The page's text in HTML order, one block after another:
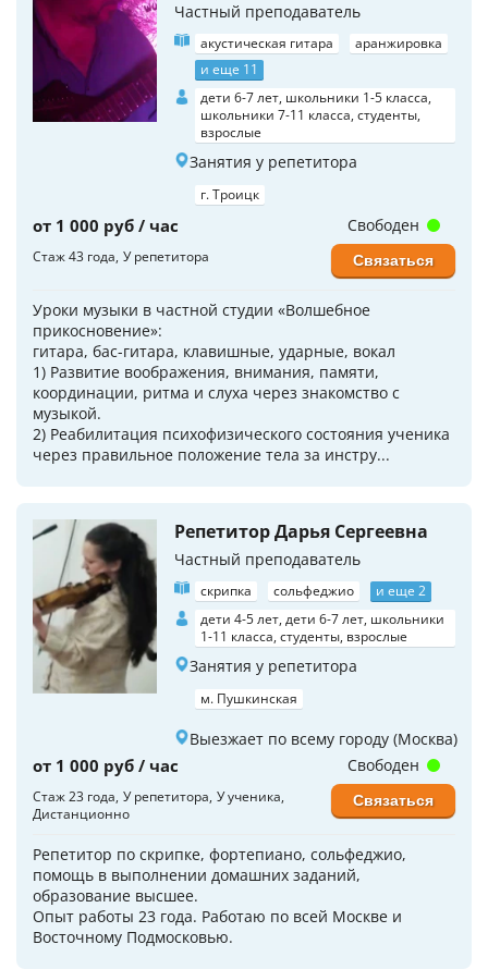
Частный преподаватель
акустическая гитара
аранжировка
и еще 11
дети 6-7 лет, школьники 1-5 класса,
школьники 7-11 класса, студенты,
взрослые
Занятия у репетитора
г. Троицк
от 1 000 руб / час
Стаж 43 года У репетитора
Уроки музыки в частной студии «Волшебное
прикосновение»:
гитара, бас-гитара, клавишные, ударные, вокал
1) Развитие воображения, внимания, памяти,
координации, ритма и слуха через знакомство с
музыкой.
2) Реабилитация психофизического состояния ученика
через правильное положение тела за инстру...
Свободен
Связаться
Репетитор Дарья Сергеевна
Частный преподаватель
скрипка сольфеджио
и еще 2
дети 4-5 лет, дети 6-7 лет, школьники
1-11 класса, студенты, взрослые
Занятия у репетитора
м. Пушкинская
Выезжает по всему городу (Москва)
от 1 000 руб / час
Стаж 23 года У репетитора У ученика
Дистанционно
Репетитор по скрипке, фортепиано, сольфеджио,
помощь в выполнении домашних заданий,
образование высшее.
Опыт работы 23 года. Работаю по всей Москве и
Восточному Подмосковью.
Свободен
Связаться